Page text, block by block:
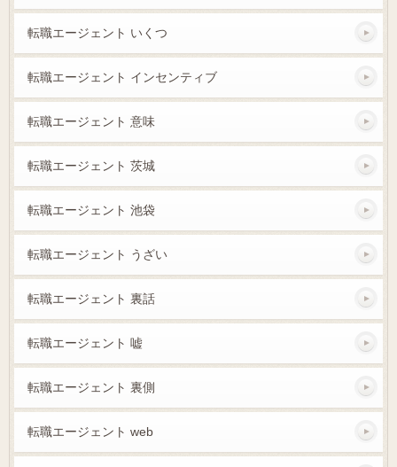
転職エージェント いくつ
転職エージェント インセンティブ
転職エージェント 意味
転職エージェント 茨城
転職エージェント 池袋
転職エージェント うざい
転職エージェント 裏話
転職エージェント 嘘
転職エージェント 裏側
転職エージェント web